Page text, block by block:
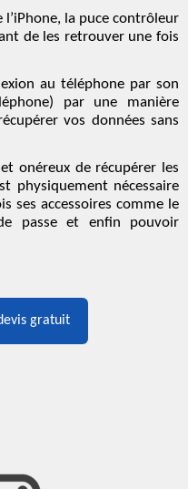
la puce contrôleur
de les retrouver une fois
au téléphone par son
par une manière
vos données sans
et onéreux de récupérer les
physiquement nécessaire
ses accessoires comme le
passe et enfin pouvoir
gratuit